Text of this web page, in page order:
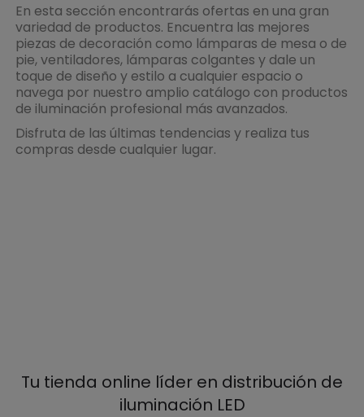
En esta sección encontrarás ofertas en una gran
variedad de productos. Encuentra las mejores
piezas de decoración como lámparas de mesa o de
pie, ventiladores, lámparas colgantes y dale un
toque de diseño y estilo a cualquier espacio o
navega por nuestro amplio catálogo con productos
de iluminación profesional más avanzados.
Disfruta de las últimas tendencias y realiza tus
compras desde cualquier lugar.
Tu tienda online líder en distribución de
iluminación LED